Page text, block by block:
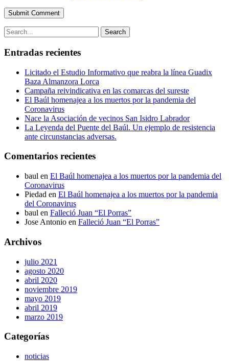
Submit Comment
Search
Entradas recientes
Licitado el Estudio Informativo que reabra la línea Guadix
Baza Almanzora Lorca
Campaña reivindicativa en las comarcas del sureste
El Baúl homenajea a los muertos por la pandemia del
Coronavirus
Nace la Asociación de vecinos San Isidro Labrador
La Leyenda del Puente del Baúl. Un ejemplo de resistencia
ante circunstancias adversas.
Comentarios recientes
baul en El Baúl homenajea a los muertos por la pandemia del
Coronavirus
Piedad en El Baúl homenajea a los muertos por la pandemia
del Coronavirus
baul en Falleció Juan “El Porras”
Jose Antonio en Falleció Juan “El Porras”
Archivos
julio 2021
agosto 2020
abril 2020
noviembre 2019
mayo 2019
abril 2019
marzo 2019
Categorías
noticias